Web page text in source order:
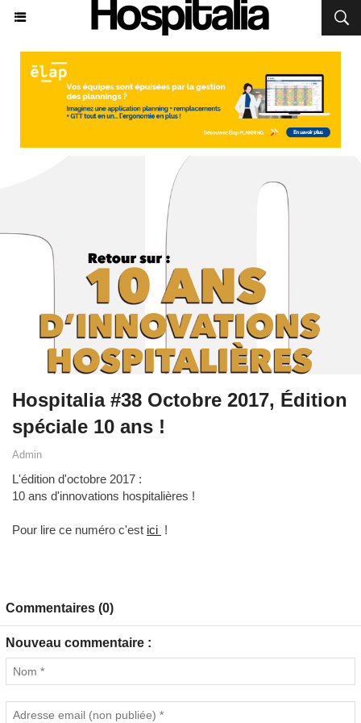
Hospitalia #38 Octobre 2017, Édition
spéciale 10 ans !
Admin
L'édition d'octobre 2017 :
10 ans d'innovations hospitalières !
Pour lire ce numéro c'est ici !
Commentaires (0)
Nouveau commentaire :